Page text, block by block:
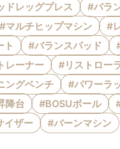
ドレッグプレス
#バラ
#マルチヒップマシン
#
ト #バランスパッド
レーナー #リストロー
ングベンチ #パワーラ
降台 #BOSUボール
イザー #バーンマシン